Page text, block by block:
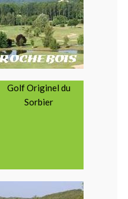
Golf Originel du
Sorbier